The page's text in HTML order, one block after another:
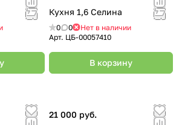
Кухня 1,6 Селина
0 0
Нет в наличии
Арт. ЦБ-00057410
В корзину
21 000 руб.